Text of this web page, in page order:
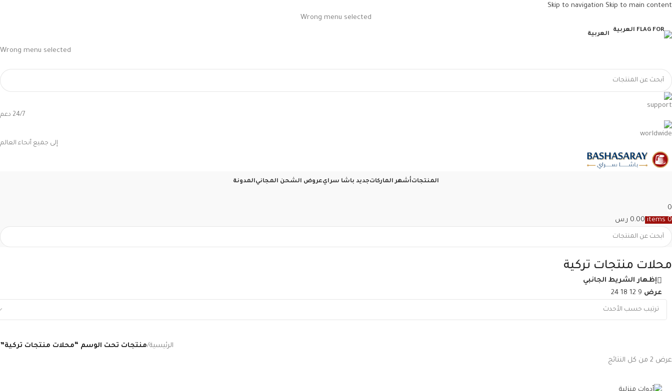
Skip to navigation Skip to main content
Wrong menu selected
العربية
Wrong menu selected
24/7 دعم
إلى جميع أنحاء العالم
المنتجاتأشهر الماركاتجديد باشا سرايعروض الشحن المجانيالمدونة
0
0
items
0.00 ر.س
محلات منتجات تركية
إظهار الشريط الجانبي
عرض 9
12
18
24
الرئيسية/منتجات تحت الوسم “محلات منتجات تركية”
عرض ⁦2⁩ من كل النتائج